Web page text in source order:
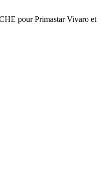
pour Primastar Vivaro et